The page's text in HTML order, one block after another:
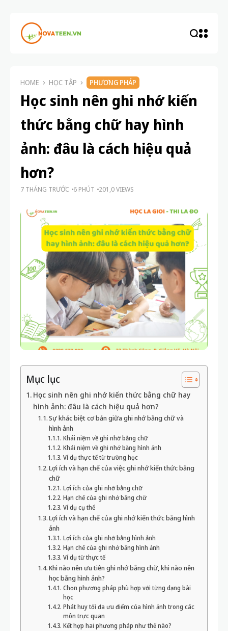
HOME HỌC TẬP PHƯƠNG PHÁP
Học sinh nên ghi nhớ kiến
thức bằng chữ hay hình
ảnh: đâu là cách hiệu quả
hơn?
7 THÁNG TRƯỚC 6 PHÚT 201,0 VIEWS
Mục lục
Học sinh nên ghi nhớ kiến thức bằng chữ hay
hình ảnh: đâu là cách hiệu quả hơn?
Sự khác biệt cơ bản giữa ghi nhớ bằng chữ và
hình ảnh
Khái niệm về ghi nhớ bằng chữ
Khái niệm về ghi nhớ bằng hình ảnh
Ví dụ thực tế từ trường học
Lợi ích và hạn chế của việc ghi nhớ kiến thức bằng
chữ
Lợi ích của ghi nhớ bằng chữ
Hạn chế của ghi nhớ bằng chữ
Ví dụ cụ thể
Lợi ích và hạn chế của ghi nhớ kiến thức bằng hình
ảnh
Lợi ích của ghi nhớ bằng hình ảnh
Hạn chế của ghi nhớ bằng hình ảnh
Ví dụ từ thực tế
Khi nào nên ưu tiên ghi nhớ bằng chữ, khi nào nên
học bằng hình ảnh?
Chọn phương pháp phù hợp với từng dạng bài
học
Phát huy tối đa ưu điểm của hình ảnh trong các
môn trực quan
Kết hợp hai phương pháp như thế nào?